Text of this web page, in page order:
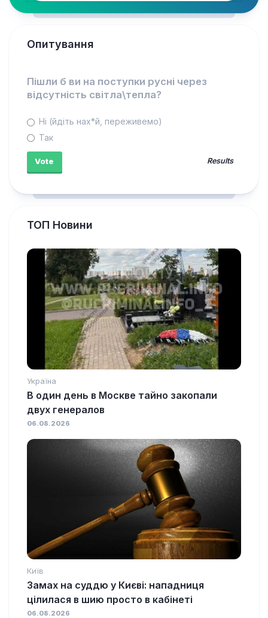
Опитування
Пішли б ви на поступки русні через
відсутність світла\тепла?
Ні (йдіть нах*й, переживемо)
Так
Results
ТОП Новини
Україна
В один день в Москве тайно закопали
двух генералов
06.08.2026
Київ
Замах на суддю у Києві: нападниця
цілилася в шию просто в кабінеті
06.08.2026